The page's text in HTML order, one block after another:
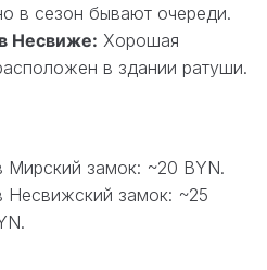
в сезон бывают очереди.
Несвиже: Хорошая
в здании ратуши.
Мирский замок: ~20 BYN.
Несвижский замок: ~25